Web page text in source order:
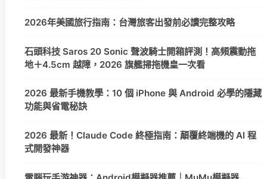
2026年美國旅行指南：台灣旅客出發前必讀完整攻略
石頭科技 Saros 20 Sonic 聲波騎士開箱評測！高頻震動拖
地＋4.5cm 越障，2026 旗艦掃拖機皇一次看
2026 最新手機教學：10 個 iPhone 與 Android 必學的隱藏
功能與省電秘訣
2026 最新！Claude Code 終極指南：顛覆終端機的 AI 程
式開發神器